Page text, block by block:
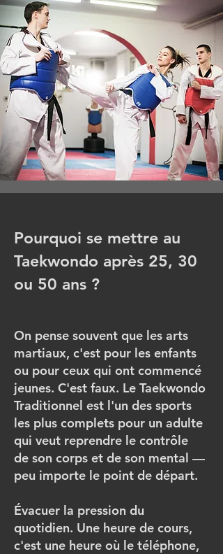
Pourquoi se mettre au
Taekwondo après 25, 30
ou 50 ans ?
On pense souvent que les arts
martiaux, c'est pour les enfants
ou pour ceux qui ont commencé
jeunes. C'est faux. Le Taekwondo
Traditionnel est l'un des sports
les plus complets pour un adulte
qui veut reprendre le contrôle
de son corps et de son mental —
peu importe le point de départ.
Évacuer la pression du
quotidien. Une heure de cours,
c'est une heure où le téléphone,